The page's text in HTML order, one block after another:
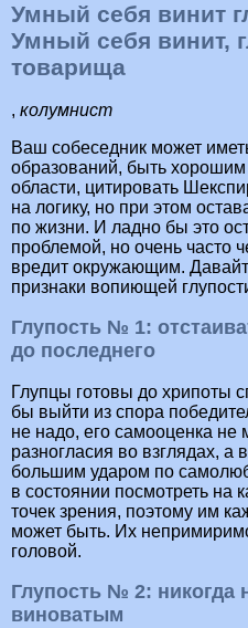
Умный себя винит
Умный себя винит,
товарища
, колумнист
Ваш собеседник может
образований, быть
области, цитировать
на логику, но при этом
по жизни. И ладно бы это
проблемой, но очень часто
вредит окружающим.
признаки вопиющей
Глупость № 1:
до последнего
Глупцы готовы до хрипоты
бы выйти из спора
не надо, его самооценка не
разногласия во взглядах, а
большим ударом по
в состоянии посмотреть на
точек зрения, поэтому им
может быть. Их
головой.
Глупость № 2: никогда
виноватым